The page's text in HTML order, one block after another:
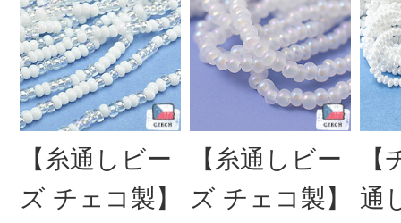
【糸通しビー
ズ チェコ製】
【糸通しビー
ズ チェコ製】
通